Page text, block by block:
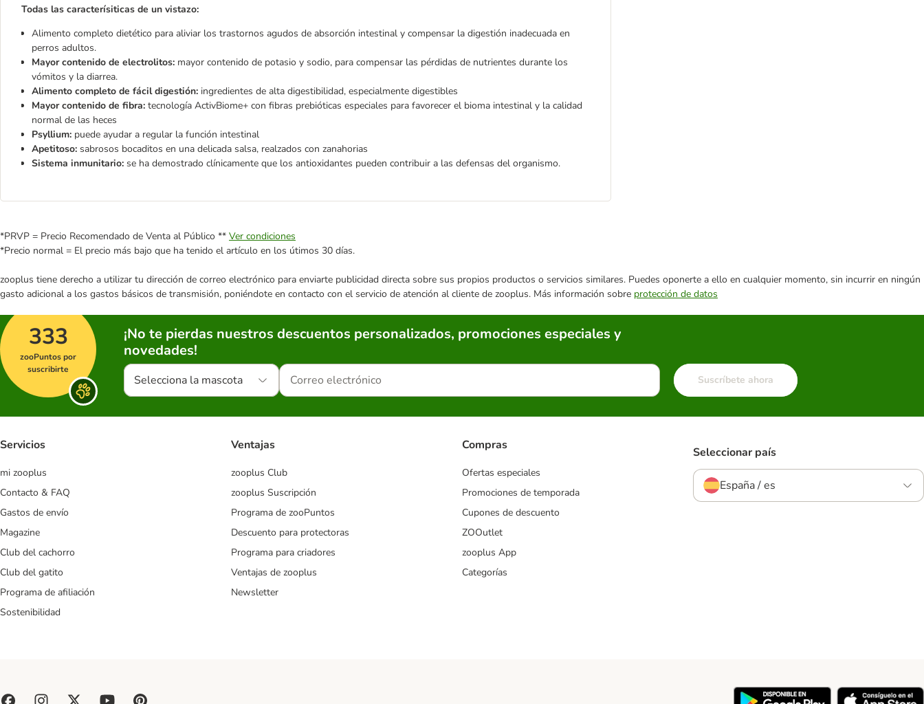
Todas las caracterísiticas de un vistazo:
Alimento completo dietético para aliviar los trastornos agudos de absorción intestinal y compensar la digestión inadecuada en
perros adultos.
Mayor contenido de electrolitos: mayor contenido de potasio y sodio, para compensar las pérdidas de nutrientes durante los
vómitos y la diarrea.
Alimento completo de fácil digestión: ingredientes de alta digestibilidad, especialmente digestibles
Mayor contenido de fibra: tecnología ActivBiome+ con fibras prebióticas especiales para favorecer el bioma intestinal y la calidad
normal de las heces
Psyllium: puede ayudar a regular la función intestinal
Apetitoso: sabrosos bocaditos en una delicada salsa, realzados con zanahorias
Sistema inmunitario: se ha demostrado clínicamente que los antioxidantes pueden contribuir a las defensas del organismo.
*PRVP = Precio Recomendado de Venta al Público ** Ver condiciones
*Precio normal = El precio más bajo que ha tenido el artículo en los útimos 30 días.
zooplus tiene derecho a utilizar tu dirección de correo electrónico para enviarte publicidad directa sobre sus propios productos o servicios similares. Puedes oponerte a ello en cualquier momento, sin incurrir en ningún
gasto adicional a los gastos básicos de transmisión, poniéndote en contacto con el servicio de atención al cliente de zooplus. Más información sobre protección de datos
333
zooPuntos por
suscribirte
¡No te pierdas nuestros descuentos personalizados, promociones especiales y
novedades!
Selecciona la mascota Suscríbete ahora
Servicios
mi zooplus
Contacto & FAQ
Gastos de envío
Magazine
Club del cachorro
Club del gatito
Programa de afiliación
Sostenibilidad
Ventajas
zooplus Club
zooplus Suscripción
Programa de zooPuntos
Descuento para protectoras
Programa para criadores
Ventajas de zooplus
Newsletter
Compras
Ofertas especiales
Promociones de temporada
Cupones de descuento
ZOOutlet
zooplus App
Categorías
Seleccionar país
España / es